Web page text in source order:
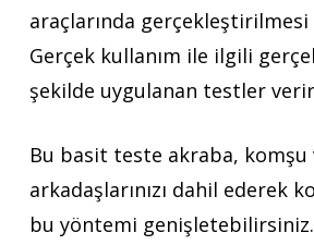
araçlarında
Gerçek kullanım ile ilgili
şekilde uygulanan testler
Bu basit teste akraba, komşu
arkadaşlarınızı dahil ederek
bu yöntemi